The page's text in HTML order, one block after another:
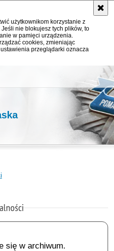
użytkownikom korzystanie z
nie blokujesz tych plików, to
w pamięci urządzenia.
cookies, zmieniając
przeglądarki oznacza
się w archiwum.